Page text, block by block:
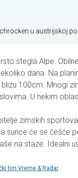
u austrijskoj
stegla Alpe.
dana. Na
100cm. Mnogi
U nekim
zimskih
sunce će se češće
na staze. Idealni
tim Vreme & Radar